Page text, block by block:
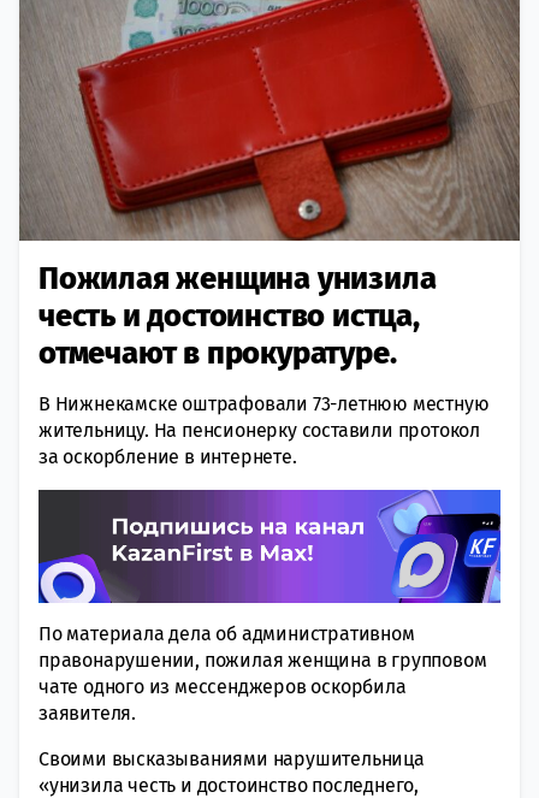
Пожилая женщина унизила
честь и достоинство истца,
отмечают в прокуратуре.
В Нижнекамске оштрафовали 73-летнюю местную
жительницу. На пенсионерку составили протокол
за оскорбление в интернете.
По материала дела об административном
правонарушении, пожилая женщина в групповом
чате одного из мессенджеров оскорбила
заявителя.
Своими высказываниями нарушительница
«унизила честь и достоинство последнего,